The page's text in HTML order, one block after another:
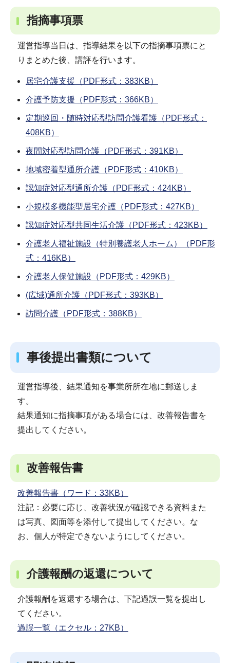
指摘事項票
運営指導当日は、指導結果を以下の指摘事項票にと
りまとめた後、講評を行います。
居宅介護支援（PDF形式：383KB）
介護予防支援（PDF形式：366KB）
定期巡回・随時対応型訪問介護看護（PDF形式：
408KB）
夜間対応型訪問介護（PDF形式：391KB）
地域密着型通所介護（PDF形式：410KB）
認知症対応型通所介護（PDF形式：424KB）
小規模多機能型居宅介護（PDF形式：427KB）
認知症対応型共同生活介護（PDF形式：423KB）
介護老人福祉施設（特別養護老人ホーム）（PDF形
式：416KB）
介護老人保健施設（PDF形式：429KB）
(広域)通所介護（PDF形式：393KB）
訪問介護（PDF形式：388KB）
事後提出書類について
運営指導後、結果通知を事業所所在地に郵送しま
す。
結果通知に指摘事項がある場合には、改善報告書を
提出してください。
改善報告書
改善報告書（ワード：33KB）
注記：必要に応じ、改善状況が確認できる資料また
は写真、図面等を添付して提出してください。な
お、個人が特定できないようにしてください。
介護報酬の返還について
介護報酬を返還する場合は、下記過誤一覧を提出し
てください。
過誤一覧（エクセル：27KB）